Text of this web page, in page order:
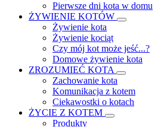
Pierwsze dni kota w domu
ŻYWIENIE KOTÓW
Żywienie kota
Żywienie kociąt
Czy mój kot może jeść...?
Domowe żywienie kota
ZROZUMIEĆ KOTA
Zachowanie kota
Komunikacja z kotem
Ciekawostki o kotach
ŻYCIE Z KOTEM
Produkty